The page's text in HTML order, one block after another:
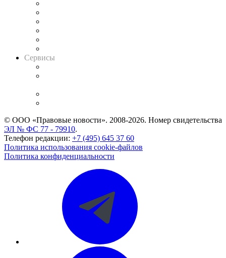
Сервисы
© ООО «Правовые новости». 2008-2026. Номер свидетельства
ЭЛ № ФС 77 - 79910.
Телефон редакции: +7 (495) 645 37 60
Политика использования cookie-файлов
Политика конфиденциальности